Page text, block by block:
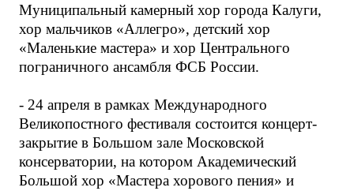
Муниципальный камерный хор города Калуги,
хор мальчиков «Аллегро», детский хор
«Маленькие мастера» и хор Центрального
пограничного ансамбля ФСБ России.
- 24 апреля в рамках Международного
Великопостного фестиваля состоится концерт-
закрытие в Большом зале Московской
консерватории, на котором Академический
Большой хор «Мастера хорового пения» и